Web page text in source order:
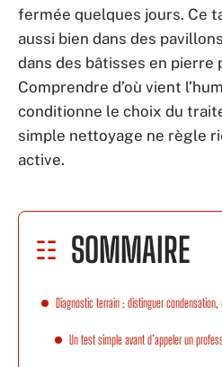
fermée quelques jours. Ce
aussi bien dans des
dans des bâtisses en pierre
Comprendre d’où vient
conditionne le choix du
simple nettoyage ne règle
active.
SOMMAIRE
Diagnostic terrain : distinguer
Un test simple avant d’appeler un